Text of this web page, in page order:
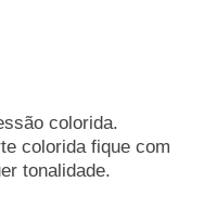
colorida.
colorida fique com
tonalidade.